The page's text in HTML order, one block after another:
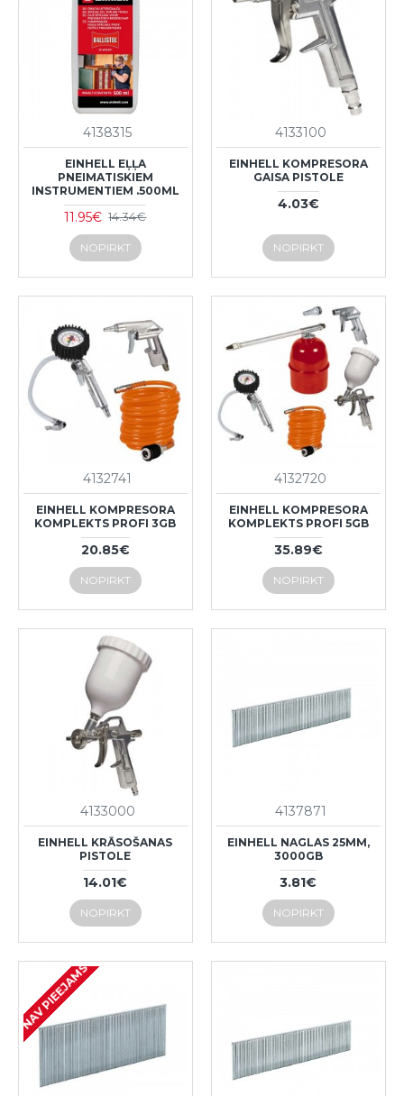
4138315
EINHELL EĻĻA
PNEIMATISKIEM
INSTRUMENTIEM .500ML
11.95€ 14.34€
NOPIRKT
4133100
EINHELL KOMPRESORA
GAISA PISTOLE
4.03€
NOPIRKT
4132741
EINHELL KOMPRESORA
KOMPLEKTS PROFI 3GB
20.85€
NOPIRKT
4132720
EINHELL KOMPRESORA
KOMPLEKTS PROFI 5GB
35.89€
NOPIRKT
4133000
EINHELL KRĀSOŠANAS
PISTOLE
14.01€
NOPIRKT
4137871
EINHELL NAGLAS 25MM,
3000GB
3.81€
NOPIRKT
NAV PIEEJAMS